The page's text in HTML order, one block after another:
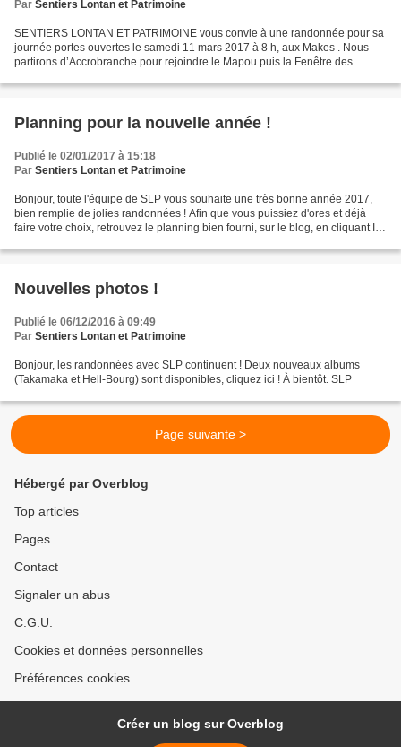
Par Sentiers Lontan et Patrimoine
SENTIERS LONTAN ET PATRIMOINE vous convie à une randonnée pour sa
journée portes ouvertes le samedi 11 mars 2017 à 8 h, aux Makes . Nous
partirons d’Accrobranche pour rejoindre le Mapou puis la Fenêtre des
Planning pour la nouvelle année !
Publié le 02/01/2017 à 15:18
Par Sentiers Lontan et Patrimoine
Bonjour, toute l'équipe de SLP vous souhaite une très bonne année 2017,
bien remplie de jolies randonnées ! Afin que vous puissiez d'ores et déjà
faire votre choix, retrouvez le planning bien fourni, sur le blog, en cliquant ICI
Nouvelles photos !
Publié le 06/12/2016 à 09:49
Par Sentiers Lontan et Patrimoine
Bonjour, les randonnées avec SLP continuent ! Deux nouveaux albums
(Takamaka et Hell-Bourg) sont disponibles, cliquez ici ! À bientôt. SLP
Page suivante >
Hébergé par Overblog
Top articles
Pages
Contact
Signaler un abus
C.G.U.
Cookies et données personnelles
Préférences cookies
Créer un blog sur Overblog